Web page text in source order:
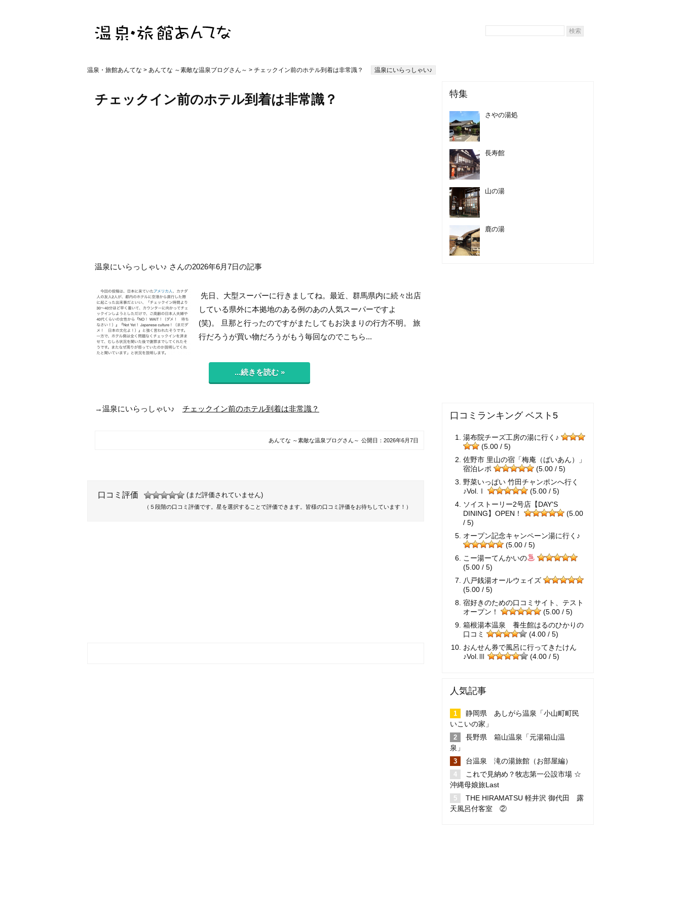
温泉・旅館あんてな > あんてな ～素敵な温泉ブログさん～ > チェックイン前のホテル到着は非常識？ 温泉にいらっしゃい♪
チェックイン前のホテル到着は非常識？
温泉にいらっしゃい♪ さんの2026年6月7日の記事
先日、大型スーパーに行きましてね。最近、群馬県内に続々出店
している県外に本拠地のある例のあの人気スーパーですよ
(笑)。 旦那と行ったのですがまたしてもお決まりの行方不明。 旅
行だろうが買い物だろうがもう毎回なのでこちら...
...続きを読む »
→温泉にいらっしゃい♪ チェックイン前のホテル到着は非常識？
あんてな ～素敵な温泉ブログさん～ 公開日： 2026年6月7日
口コミ評価 (まだ評価されていません)
（５段階の口コミ評価です。星を選択することで評価できます。皆様の口コミ評価をお待ちしています！）
特集
さやの湯処
長寿館
山の湯
鹿の湯
口コミランキング ベスト5
湯布院チーズ工房の湯に行く♪
(5.00 / 5)
佐野市 里山の宿「梅庵（ばいあん）」
宿泊レポ
(5.00 / 5)
野菜いっぱい 竹田チャンポンへ行く
♪Vol.Ⅰ
(5.00 / 5)
ソイストーリー2号店【DAY'S
DINING】OPEN！
(5.00
/ 5)
オープン記念キャンペーン湯に行く♪
(5.00 / 5)
こー湯ーてんかいの
(5.00 / 5)
八戸銭湯オールウェイズ
(5.00 / 5)
宿好きのための口コミサイト、テスト
オープン！
(5.00 / 5)
箱根湯本温泉 養生館はるのひかりの
口コミ
(4.00 / 5)
おんせん券で風呂に行ってきたけん
♪Vol.Ⅲ
(4.00 / 5)
人気記事
静岡県 あしがら温泉「小山町町民
いこいの家」
長野県 箱山温泉「元湯箱山温
泉」
台温泉 滝の湯旅館（お部屋編）
これで見納め？牧志第一公設市場 ☆
沖縄母娘旅Last
THE HIRAMATSU 軽井沢 御代田 露
天風呂付客室 ②